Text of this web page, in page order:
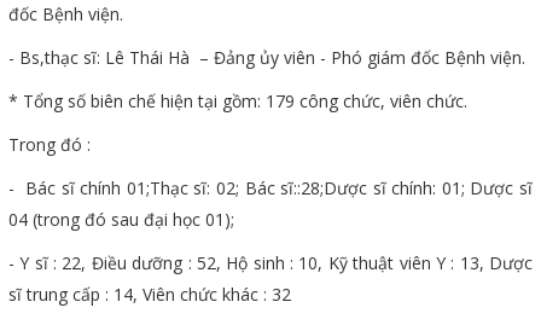
đốc Bệnh viện.
- Bs,thạc sĩ: Lê Thái Hà – Đảng ủy viên - Phó giám đốc Bệnh viện.
* Tổng số biên chế hiện tại gồm: 179 công chức, viên chức.
Trong đó :
- Bác sĩ chính 01;Thạc sĩ: 02; Bác sĩ::28;Dược sĩ chính: 01; Dược sĩ
04 (trong đó sau đại học 01);
- Y sĩ : 22, Điều dưỡng : 52, Hộ sinh : 10, Kỹ thuật viên Y : 13, Dược
sĩ trung cấp : 14, Viên chức khác : 32